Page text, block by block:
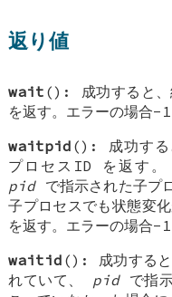
返り値
wait (): 成功すると、
を返す。エラーの場合-1
waitpid (): 成功する
プロセスID を返す。
pidで指示された子プ
子プロセスでも状態変
を返す。エラーの場合-1
waitid (): 成功する
れていて、 pidで指示